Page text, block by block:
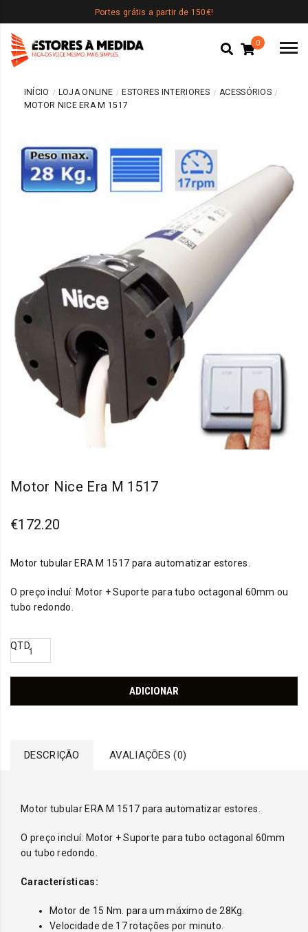
Portes grátis a partir de 150€!
0
INÍCIO LOJA ONLINE ESTORES INTERIORES
ACESSÓRIOS
MOTOR NICE ERA M 1517
Motor Nice Era M 1517
€172.20
Motor tubular ERA M 1517 para automatizar estores.
O preço incluí: Motor + Suporte para tubo octagonal 60mm ou
tubo redondo.
QTD
ADICIONAR
DESCRIÇÃO AVALIAÇÕES (0)
Motor tubular ERA M 1517 para automatizar estores.
O preço incluí: Motor + Suporte para tubo octagonal 60mm
ou tubo redondo.
Características:
Motor de 15 Nm. para um máximo de 28Kg.
Velocidade de 17 rotações por minuto.